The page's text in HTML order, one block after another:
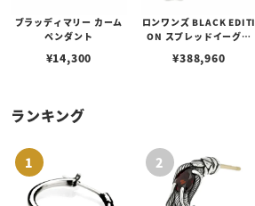
ブラッディマリー カーム
ペンダント
¥14,300
ロンワンズ BLACK EDITI
ON スプレッドイーグル
コーティング w/ K18イエ
¥388,960
ランキング